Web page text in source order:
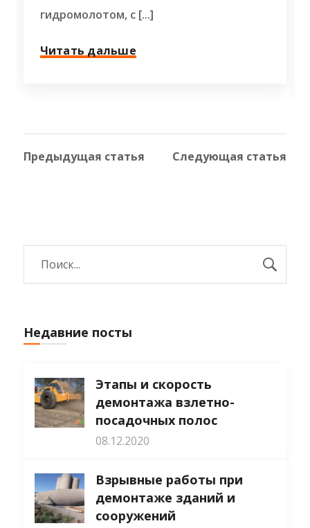
гидромолотом, с [...]
Читать дальше
Предыдущая статья Следующая статья
Недавние посты
Этапы и скорость
демонтажа взлетно-
посадочных полос
08.12.2020
Взрывные работы при
демонтаже зданий и
сооружений